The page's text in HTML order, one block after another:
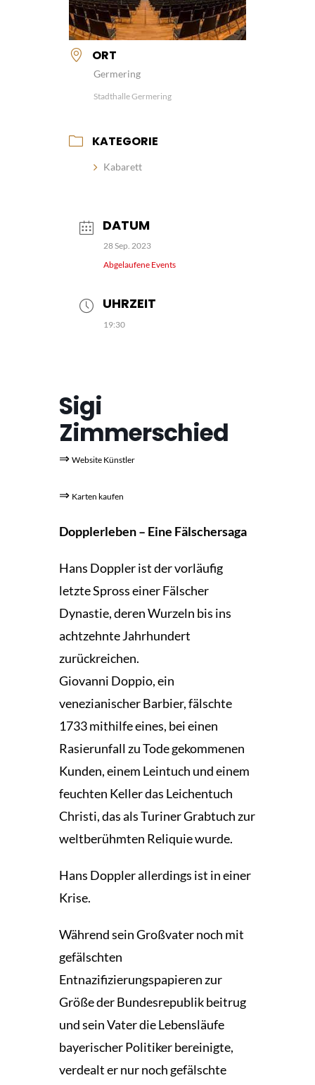
ORT
Germering
Stadthalle Germering
KATEGORIE
Kabarett
DATUM
28 Sep. 2023
Abgelaufene Events
UHRZEIT
19:30
Sigi
Zimmerschied
⇒ Website Künstler
⇒ Karten kaufen
Dopplerleben – Eine Fälschersaga
Hans Doppler ist der vorläufig
letzte Spross einer Fälscher
Dynastie, deren Wurzeln bis ins
achtzehnte Jahrhundert
zurückreichen.
Giovanni Doppio, ein
venezianischer Barbier, fälschte
1733 mithilfe eines, bei einen
Rasierunfall zu Tode gekommenen
Kunden, einem Leintuch und einem
feuchten Keller das Leichentuch
Christi, das als Turiner Grabtuch zur
weltberühmten Reliquie wurde.
Hans Doppler allerdings ist in einer
Krise.
Während sein Großvater noch mit
gefälschten
Entnazifizierungspapieren zur
Größe der Bundesrepublik beitrug
und sein Vater die Lebensläufe
bayerischer Politiker bereinigte,
verdealt er nur noch gefälschte